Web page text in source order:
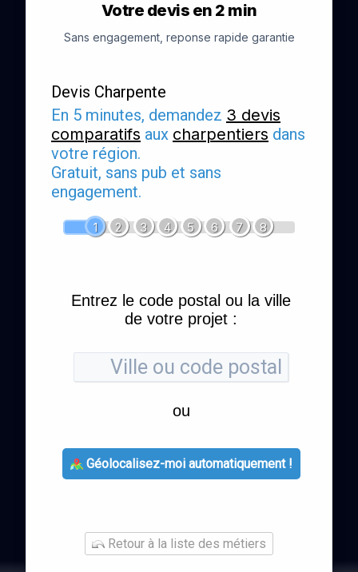
Votre devis en 2 min
Sans engagement, reponse rapide garantie
Devis Charpente
En 5 minutes, demandez 3 devis
comparatifs aux charpentiers dans
votre région.
Gratuit, sans pub et sans
engagement.
1 2 3 4 5 6 7 8
Entrez le code postal ou la ville
de votre projet :
ou
Géolocalisez-moi automatiquement !
Retour à la liste des métiers